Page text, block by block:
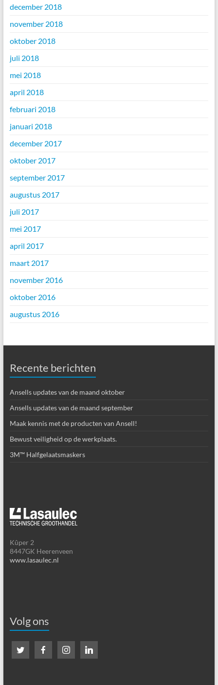
december 2018
november 2018
oktober 2018
juli 2018
mei 2018
april 2018
februari 2018
januari 2018
december 2017
oktober 2017
september 2017
augustus 2017
juli 2017
mei 2017
april 2017
maart 2017
november 2016
oktober 2016
augustus 2016
Recente berichten
Ansells updates van de maand oktober
Ansells updates van de maand september
Maak kennis met de producten van Ansell!
Bewust veiligheid op de werkplaats.
3M™ Halfgelaatsmaskers
Kûper 2
8447GK Heerenveen
www.lasaulec.nl
Volg ons